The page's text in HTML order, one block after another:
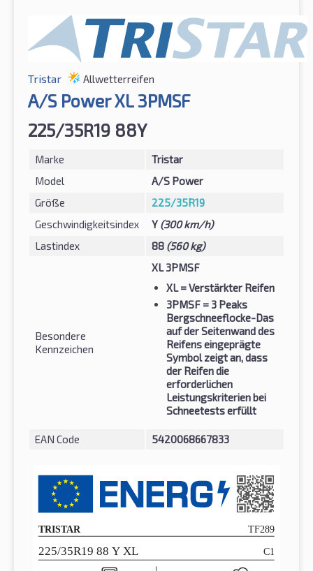
Tristar Allwetterreifen
A/S Power XL 3PMSF
225/35R19 88Y
Marke
Tristar
Model
A/S Power
Größe
225/35R19
Geschwindigkeitsindex
Y (300 km/h)
Lastindex
88 (560 kg)
Besondere
Kennzeichen
XL 3PMSF
XL= Verstärkter Reifen
3PMSF = 3 Peaks
Bergschneeflocke-Das
auf der Seitenwand des
Reifens eingeprägte
Symbol zeigt an, dass
der Reifen die
erforderlichen
Leistungskriterien bei
Schneetests erfüllt
EAN Code 5420068667833